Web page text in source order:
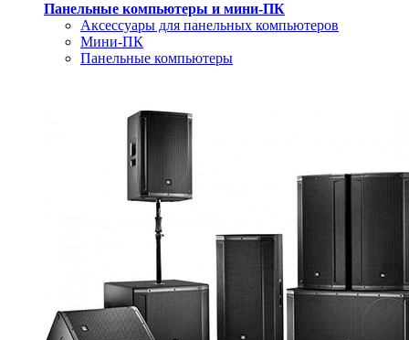
Панельные компьютеры и мини-ПК
Аксессуары для панельных компьютеров
Мини-ПК
Панельные компьютеры